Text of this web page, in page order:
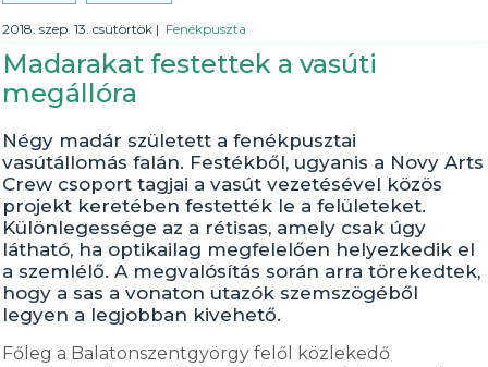
2018. szep. 13. csütörtök | Fenékpuszta
Madarakat festettek a vasúti
megállóra
Négy madár született a fenékpusztai
vasútállomás falán. Festékből, ugyanis a Novy Arts
Crew csoport tagjai a vasút vezetésével közös
projekt keretében festették le a felületeket.
Különlegessége az a rétisas, amely csak úgy
látható, ha optikailag megfelelően helyezkedik el
a szemlélő. A megvalósítás során arra törekedtek,
hogy a sas a vonaton utazók szemszögéből
legyen a legjobban kivehető.
Főleg a Balatonszentgyörgy felől közlekedő